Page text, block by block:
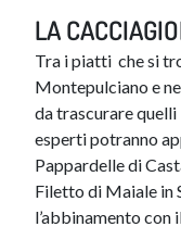
LA
Tra i piatti che si
Montepulciano e
da trascurare quelli
esperti potranno
Pappardelle di
Filetto di Maiale in
l’abbinamento con